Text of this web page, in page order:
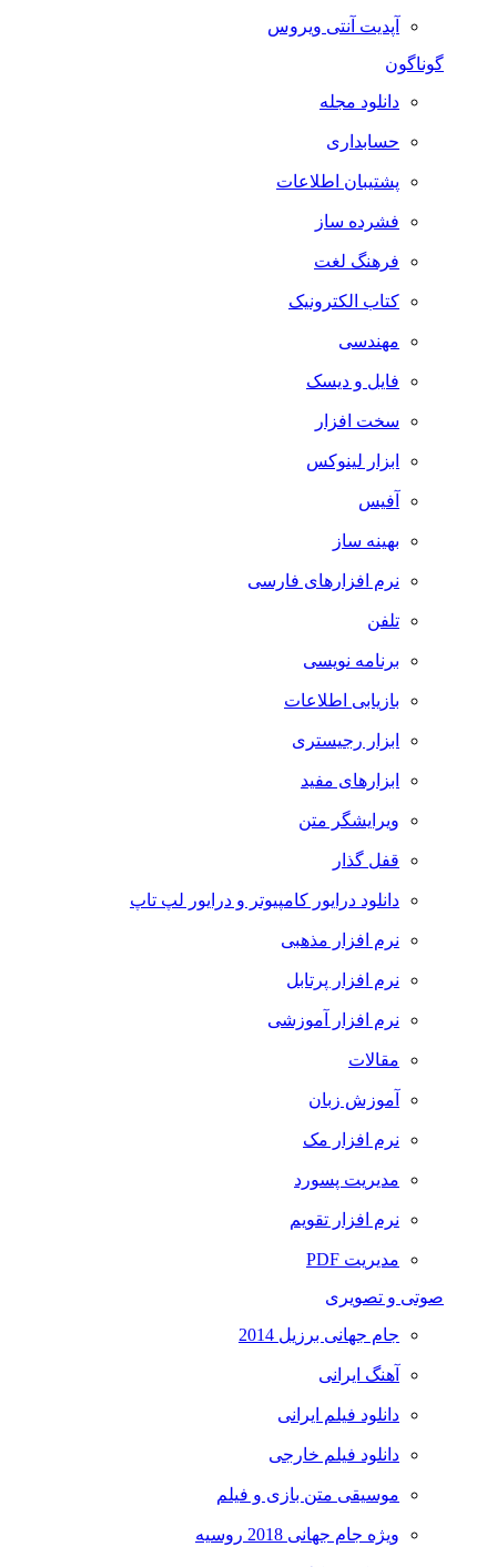
آپدیت آنتی ویروس
گوناگون
دانلود مجله
حسابداری
پشتیبان اطلاعات
فشرده ساز
فرهنگ لغت
کتاب الکترونیک
مهندسی
فایل و دیسک
سخت افزار
ابزار لینوکس
آفیس
بهینه ساز
نرم افزارهای فارسی
تلفن
برنامه نویسی
بازیابی اطلاعات
ابزار رجیستری
ابزارهای مفید
ویرایشگر متن
قفل گذار
دانلود درایور کامپیوتر و درایور لپ تاپ
نرم افزار مذهبی
نرم افزار پرتابل
نرم افزار آموزشی
مقالات
آموزش زبان
نرم افزار مک
مدیریت پسورد
نرم افزار تقویم
مدیریت PDF
صوتی و تصویری
جام جهانی برزیل 2014
آهنگ ایرانی
دانلود فیلم ایرانی
دانلود فیلم خارجی
موسیقی متن بازی و فیلم
ویژه جام جهانی 2018 روسیه